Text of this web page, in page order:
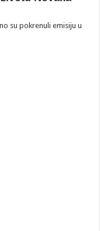
su pokrenuli emisiju u